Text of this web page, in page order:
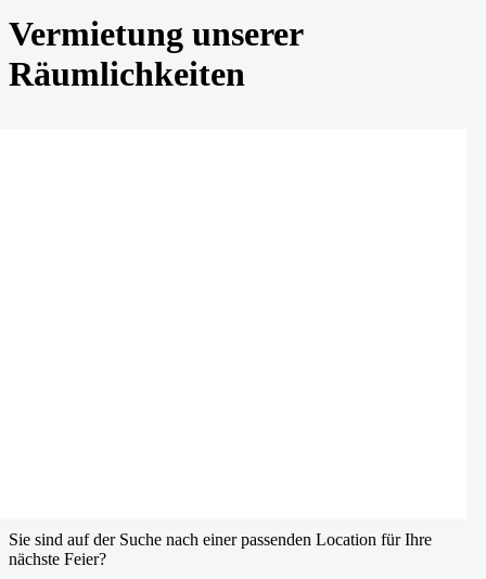
Vermietung unserer
Räumlichkeiten
Sie sind auf der Suche nach einer passenden Location für Ihre
nächste Feier?